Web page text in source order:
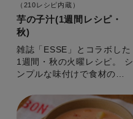
（210レシピ内蔵）
芋の子汁(1週間レシピ・
秋)
雑誌「ESSE」とコラボした
1週間・秋の火曜レシピ。 シ
ンプルな味付けで食材の美
時間：5分】